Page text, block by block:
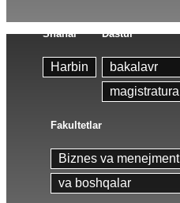
Shahar
Harbin
Dastur
bakalavr
magistratura
Fakultetlar
Biznes va menejment
va boshqalar